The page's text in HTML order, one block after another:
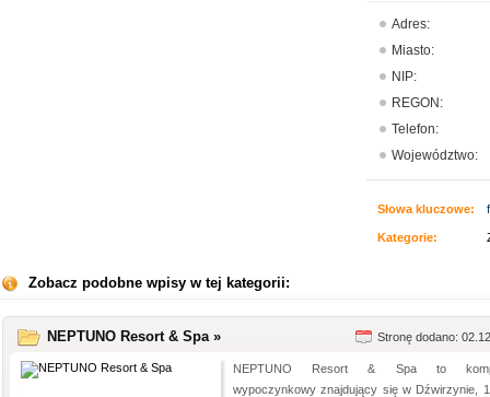
Adres:
Miasto:
NIP:
REGON:
Telefon:
Województwo:
Słowa kluczowe:
Kategorie:
Zobacz podobne wpisy w tej kategorii:
NEPTUNO Resort & Spa » Stronę dodano:
NEPTUNO Resort & Spa to
wypoczynkowy znajdujący się w Dźwirzynie,